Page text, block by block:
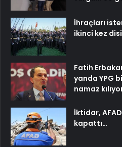
İhraçları
ikinci kez
Fatih
yanda YPG
namaz
İktidar,
kapattı…